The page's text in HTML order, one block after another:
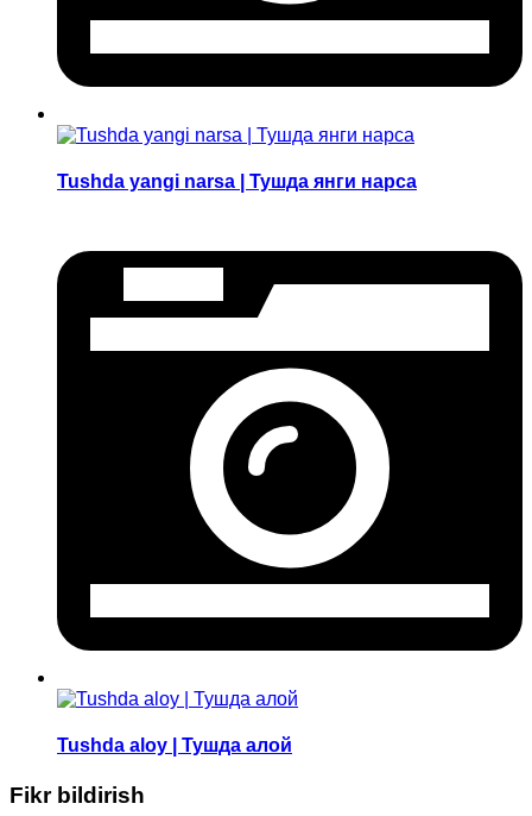
Tushda yangi narsa | Тушда янги нарса
Tushda aloy | Тушда алой
Fikr bildirish